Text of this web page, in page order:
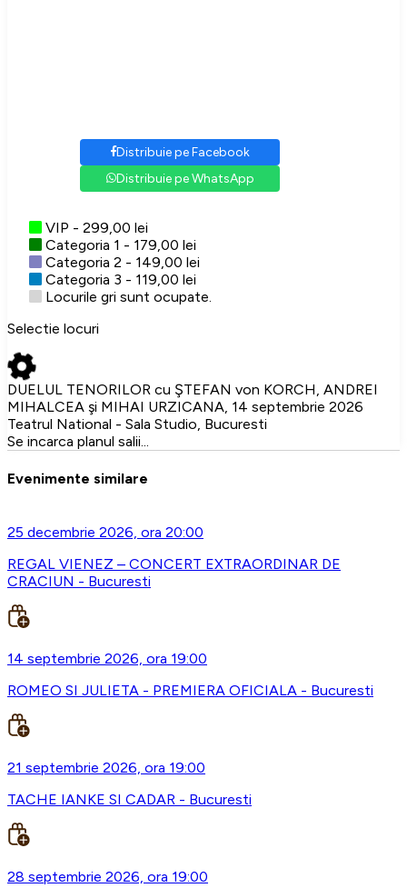
Distribuie pe Facebook
Distribuie pe WhatsApp
VIP - 299,00 lei
Categoria 1 - 179,00 lei
Categoria 2 - 149,00 lei
Categoria 3 - 119,00 lei
Locurile gri sunt ocupate.
Selectie locuri
DUELUL TENORILOR cu ŞTEFAN von KORCH, ANDREI
MIHALCEA şi MIHAI URZICANA, 14 septembrie 2026
Teatrul National - Sala Studio, Bucuresti
Se incarca planul salii...
Evenimente similare
25 decembrie 2026, ora 20:00
REGAL VIENEZ – CONCERT EXTRAORDINAR DE
CRACIUN - Bucuresti
14 septembrie 2026, ora 19:00
ROMEO SI JULIETA - PREMIERA OFICIALA - Bucuresti
21 septembrie 2026, ora 19:00
TACHE IANKE SI CADAR - Bucuresti
28 septembrie 2026, ora 19:00